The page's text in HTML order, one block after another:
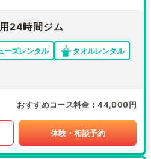
24時間ジム
ーズレンタル
タオルレンタル
おすすめコース料金 44,000円
体験・相談予約